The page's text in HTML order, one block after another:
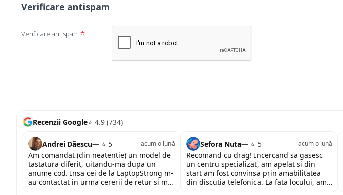
Verificare antispam
Verificare antispam
Recenzii Google⭐ 4.9 (734)
Andrei Dăescu— ⭐ 5 acum o lună
Am comandat (din neatentie) un model de
tastatura diferit, uitandu-ma dupa un
anume cod. Insa cei de la LaptopStrong m-
au contactat in urma cererii de retur si mi-
Sefora Nuta— ⭐ 5 acum o lună
Recomand cu drag! Incercand sa gasesc
un centru specializat, am apelat si din
start am fost convinsa prin amabilitatea
din discutia telefonica. La fata locului, am